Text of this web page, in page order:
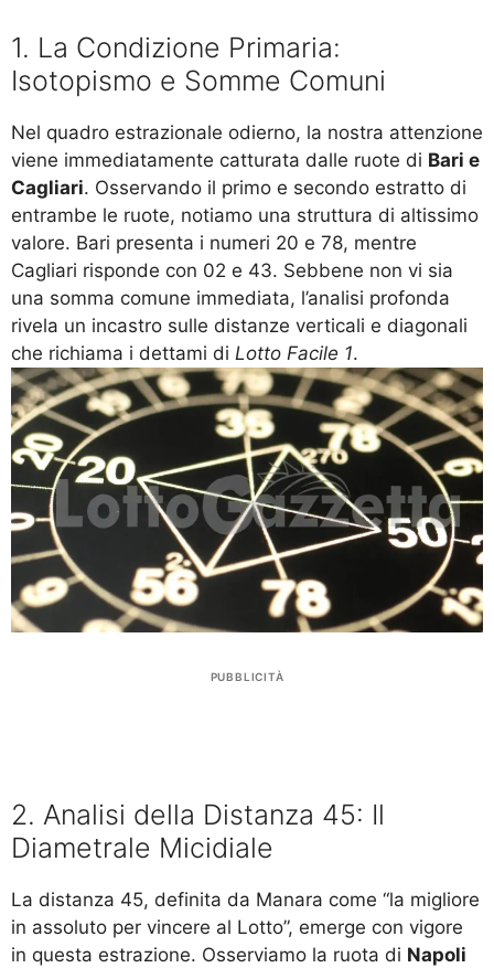
1. La Condizione Primaria:
Isotopismo e Somme Comuni
Nel quadro estrazionale odierno, la nostra attenzione
viene immediatamente catturata dalle ruote di Bari e
Cagliari. Osservando il primo e secondo estratto di
entrambe le ruote, notiamo una struttura di altissimo
valore. Bari presenta i numeri 20 e 78, mentre
Cagliari risponde con 02 e 43. Sebbene non vi sia
una somma comune immediata, l’analisi profonda
rivela un incastro sulle distanze verticali e diagonali
che richiama i dettami di Lotto Facile 1.
PUBBLICITÀ
2. Analisi della Distanza 45: Il
Diametrale Micidiale
La distanza 45, definita da Manara come “la migliore
in assoluto per vincere al Lotto”, emerge con vigore
in questa estrazione. Osserviamo la ruota di Napoli